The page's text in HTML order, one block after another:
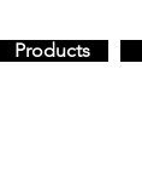
Products